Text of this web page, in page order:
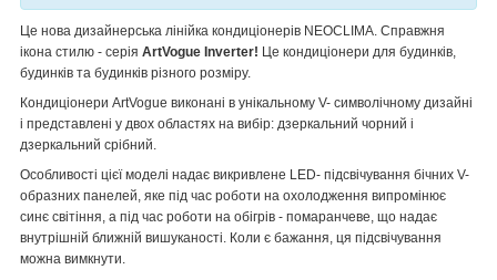
Це нова дизайнерська лінійка кондиціонерів NEOCLIMA. Справжня
ікона стилю - серія ArtVogue Inverter! Це кондиціонери для будинків,
будинків та будинків різного розміру.
Кондиціонери ArtVogue виконані в унікальному V- символічному дизайні
і представлені у двох областях на вибір: дзеркальний чорний і
дзеркальний срібний.
Особливості цієї моделі надає викривлене LED- підсвічування бічних V-
образних панелей, яке під час роботи на охолодження випромінює
синє світіння, а під час роботи на обігрів - помаранчеве, що надає
внутрішній ближній вишуканості. Коли є бажання, ця підсвічування
можна вимкнути.